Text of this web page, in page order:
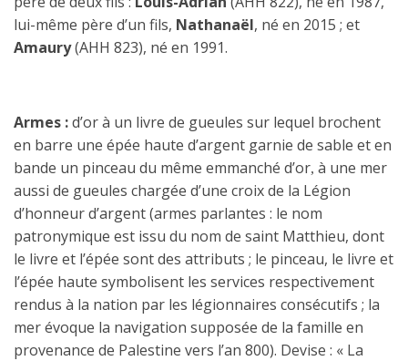
lui-même père d’un fils, Nathanaël, né en 2015 ; et
Amaury(AHH 823), né en 1991.
Armes :d’or à un livre de gueules sur lequel brochent
en barre une épée haute d’argent garnie de sable et en
bande un pinceau du même emmanché d’or, à une mer
aussi de gueules chargée d’une croix de la Légion
d’honneur d’argent (armes parlantes : le nom
patronymique est issu du nom de saint Matthieu, dont
le livre et l’épée sont des attributs ; le pinceau, le livre et
l’épée haute symbolisent les services respectivement
rendus à la nation par les légionnaires consécutifs ; la
mer évoque la navigation supposée de la famille en
provenance de Palestine vers l’an 800). Devise : « La